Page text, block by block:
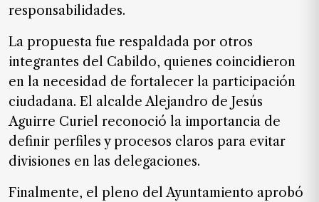
responsabilidades.
La propuesta fue respaldada por otros
integrantes del Cabildo, quienes coincidieron
en la necesidad de fortalecer la participación
ciudadana. El alcalde Alejandro de Jesús
Aguirre Curiel reconoció la importancia de
definir perfiles y procesos claros para evitar
divisiones en las delegaciones.
Finalmente, el pleno del Ayuntamiento aprobó